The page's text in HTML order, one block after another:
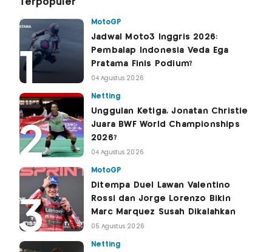
Terpopuler
MotoGP
Jadwal Moto3 Inggris 2026:
Pembalap Indonesia Veda Ega
Pratama Finis Podium?
04 Agustus 2026
Netting
Unggulan Ketiga, Jonatan Christie
Juara BWF World Championships
2026?
04 Agustus 2026
MotoGP
Ditempa Duel Lawan Valentino
Rossi dan Jorge Lorenzo Bikin
Marc Marquez Susah Dikalahkan
05 Agustus 2026
Netting